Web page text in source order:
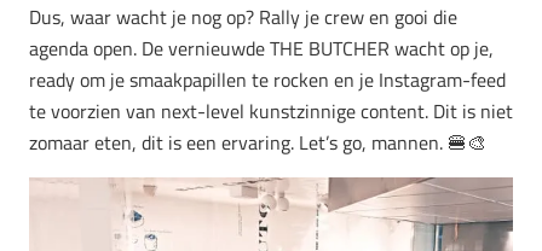
Dus, waar wacht je nog op? Rally je crew en gooi die
agenda open. De vernieuwde THE BUTCHER wacht op je,
ready om je smaakpapillen te rocken en je Instagram-feed
te voorzien van next-level kunstzinnige content. Dit is niet
zomaar eten, dit is een ervaring. Let’s go, mannen. 🍔🎨